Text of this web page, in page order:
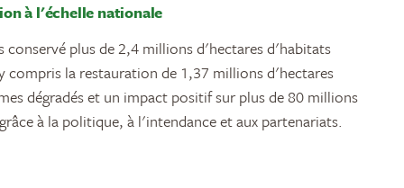
à l'échelle nationale
conservé plus de 2,4 millions d'hectares d'habitats
compris la restauration de 1,37 millions d'hectares
dégradés et un impact positif sur plus de 80 millions
à la politique, à l'intendance et aux partenariats.